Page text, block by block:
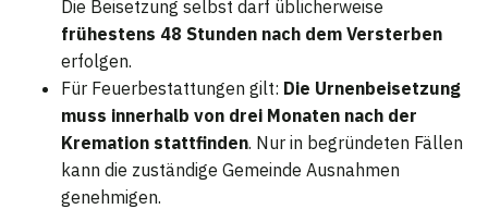
Die Beisetzung selbst darf üblicherweise
frühestens 48 Stunden nach dem Versterben
erfolgen.
Für Feuerbestattungen gilt: Die Urnenbeisetzung
muss innerhalb von drei Monaten nach der
Kremation stattfinden. Nur in begründeten Fällen
kann die zuständige Gemeinde Ausnahmen
genehmigen.